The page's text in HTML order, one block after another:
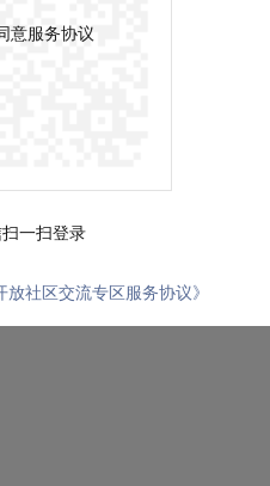
意服务协议
一扫登录
放社区交流专区服务协议》